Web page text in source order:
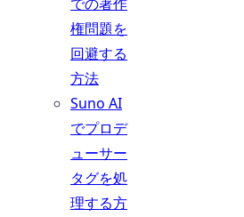
権問題を
回避する
方法
Suno AI
でプロデ
ューサー
タグを処
理する方